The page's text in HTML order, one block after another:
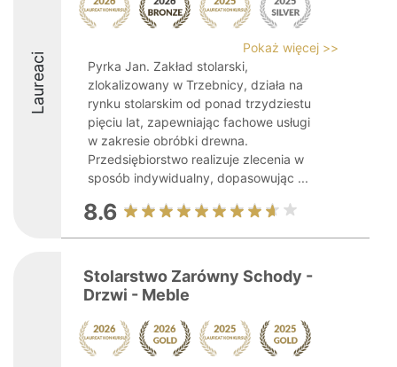
Laureaci
Pokaż więcej >>
Pyrka Jan. Zakład stolarski,
zlokalizowany w Trzebnicy, działa na
rynku stolarskim od ponad trzydziestu
pięciu lat, zapewniając fachowe usługi
w zakresie obróbki drewna.
Przedsiębiorstwo realizuje zlecenia w
sposób indywidualny, dopasowując ...
8.6
Stolarstwo Zarówny Schody -
Drzwi - Meble